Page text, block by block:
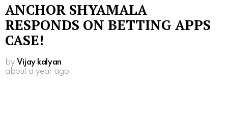
ANCHOR SHYAMALA
RESPONDS ON BETTING APPS
CASE!
by Vijay kalyan
about a year ago